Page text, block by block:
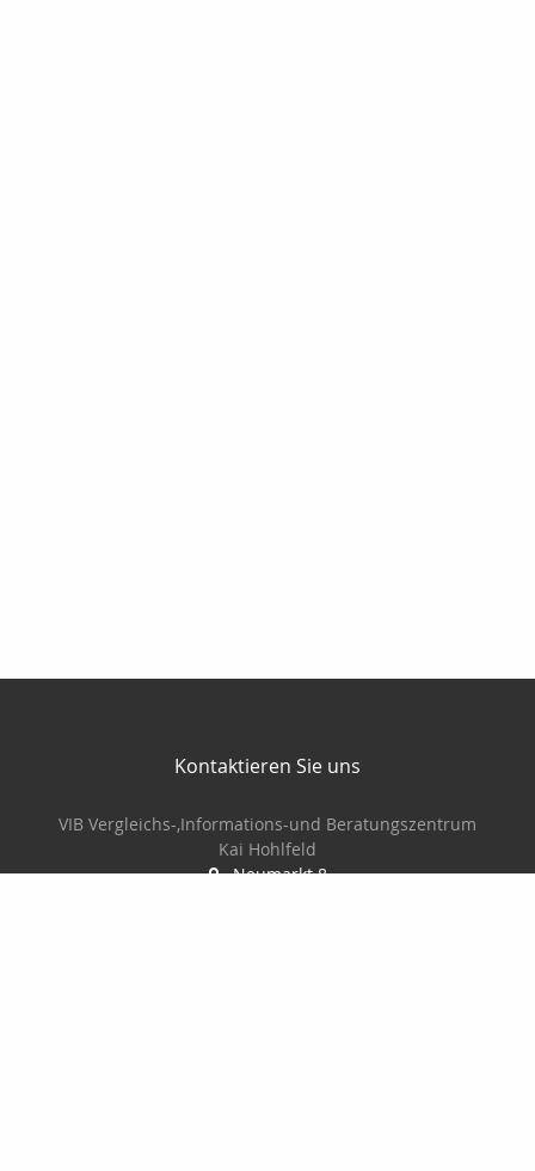
Kontaktieren Sie uns
VIB Vergleichs-,Informations-und Beratungszentrum
Kai Hohlfeld
Neumarkt 8